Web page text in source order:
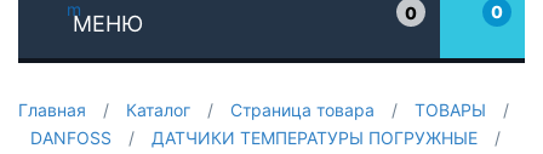
МЕНЮ
0
0
Главная / Каталог / Страница товара / ТОВАРЫ
/
DANFOSS
/ ДАТЧИКИ ТЕМПЕРАТУРЫ ПОГРУЖНЫЕ
/